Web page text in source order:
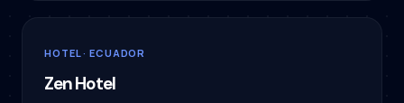
HOTEL · ECUADOR
Zen Hotel